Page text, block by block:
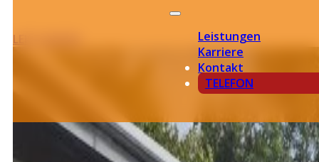
Leistungen
Karriere
Kontakt
TELEFON
LEISTUNGEN